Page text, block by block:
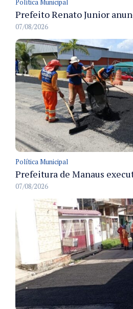
Política Municipal
07/08/2026
Política Municipal
07/08/2026